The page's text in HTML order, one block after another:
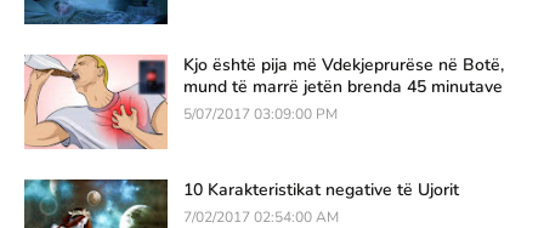
Kjo është pija më Vdekjeprurëse në Botë,
mund të marrë jetën brenda 45 minutave
5/07/2017 03:09:00 PM
10 Karakteristikat negative të Ujorit
7/02/2017 02:54:00 AM